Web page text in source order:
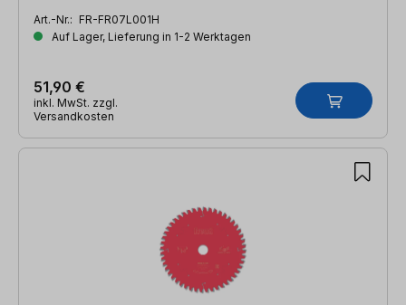
Art.-Nr.: FR-FR07L001H
Auf Lager, Lieferung in 1-2 Werktagen
51,90 €
inkl. MwSt. zzgl.
Versandkosten